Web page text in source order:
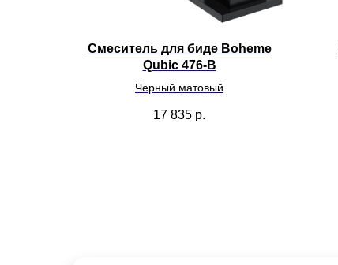
Смеситель для биде Boheme
Qubic 476-B
Черный матовый
17 835 р.